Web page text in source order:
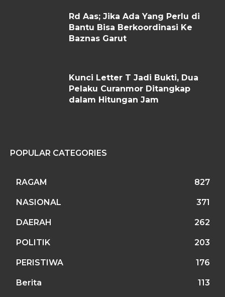
Rd Aas; Jika Ada Yang Perlu di
Bantu Bisa Berkoordinasi Ke
Baznas Garut
Kunci Letter T Jadi Bukti, Dua
Pelaku Curanmor Ditangkap
dalam Hitungan Jam
POPULAR CATEGORIES
RAGAM 827
NASIONAL 371
DAERAH 262
POLITIK 203
PERISTIWA 176
Berita 113